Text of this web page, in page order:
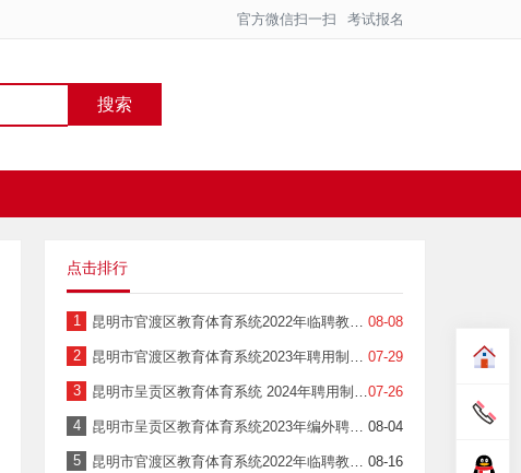
考试报名
官方微信扫一扫
搜索
点击排行
1 08-08
昆明市官渡区教育体育系统2022年临聘教师招聘笔试成绩及拟进入面试人员名单公示
2 07-29
昆明市官渡区教育体育系统2023年聘用制教师招聘笔试成绩及拟进入面试人员名单公示
3 07-26
昆明市呈贡区教育体育系统 2024年聘用制教师招聘笔试成绩及进入资格复审人员名单公示
4 08-04
昆明市呈贡区教育体育系统2023年编外聘用制教师公开招聘笔试成绩及拟进入资格复审人员名单公示
5 08-16
昆明市官渡区教育体育系统2022年临聘教师考试综合成绩及拟进入考察体检人员名单公示